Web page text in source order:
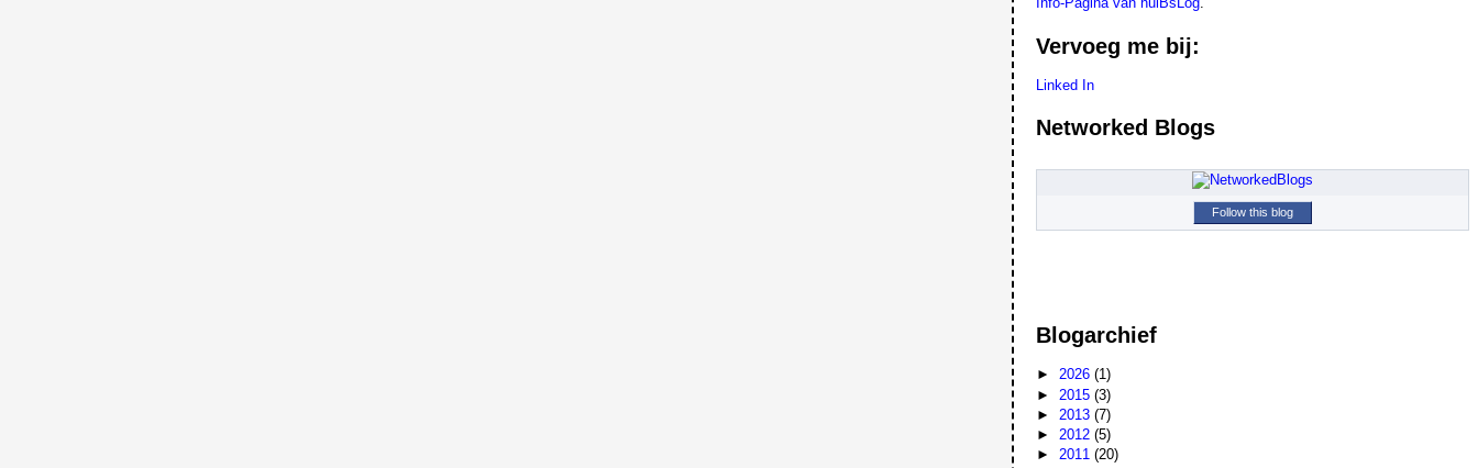
Vervoeg me bij:
Linked In
Networked Blogs
Follow this blog
Blogarchief
►2026(1)
► 2015(3)
► 2013(7)
►2012(5)
►2011(20)